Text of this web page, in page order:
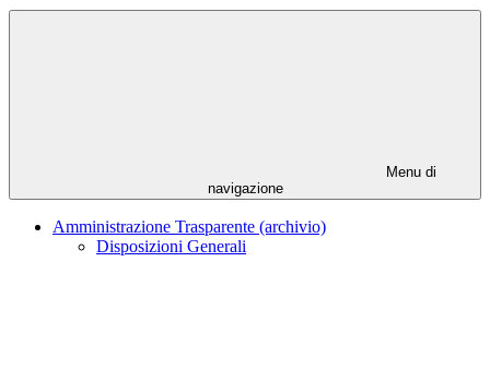
Menu di
navigazione
Amministrazione Trasparente (archivio)
Disposizioni Generali